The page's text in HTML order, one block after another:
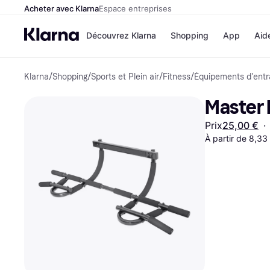
Acheter avec KlarnaEspace entreprises
Découvrez Klarna
Options de
paiement
Payer maintenant
Paiement en 3 fois
Paiement à 30 jours
Shopping
Magasins
Airbnb
Temu
JD
App
Klarna/Shopping/Sports et Plein air/Fitness/Équipements
Master
Prix25,00 € ·
À partir de 8,33